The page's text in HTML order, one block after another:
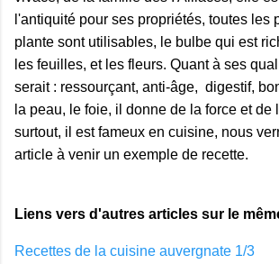
l'antiquité pour ses propriétés, toutes les
plante sont utilisables, le bulbe qui est
les feuilles, et les fleurs. Quant à ses
serait : ressourçant, anti-âge, digestif,
la peau, le foie, il donne de la force et
surtout, il est fameux en cuisine, nous
article à venir un exemple de recette.
Liens vers d'autres articles sur le
Recettes de la cuisine auvergnate 1/3